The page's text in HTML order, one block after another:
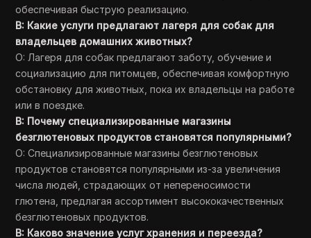
обеспечивая быструю реализацию.
В: Какие услуги предлагают лагеря для собак для
владельцев домашних животных?
О: Лагеря для собак предлагают заботу, обучение и
социализацию для питомцев, обеспечивая комфортную
обстановку для животных, пока их владельцы на работе
или в поездке.
В: Почему специализированные магазины
безглютеновых продуктов становятся популярными?
О: Специализированные магазины безглютеновых
продуктов становятся популярными из-за увеличения
числа людей, страдающих от непереносимости
глютена, предлагая ассортимент высококачественных
безглютеновых продуктов.
В: Каково значение услуг хранения и переезда?